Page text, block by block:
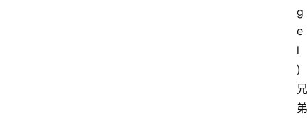
g
e
l
)
兄
弟